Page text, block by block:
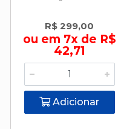
R$ 299,00
ou em 7x de R$
42,71
Adicionar